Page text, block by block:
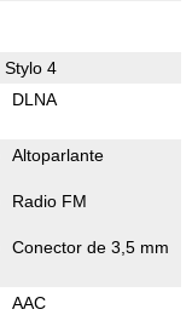
Stylo 4
DLNA
Altoparlante
Radio FM
Conector de 3,5 mm
AAC